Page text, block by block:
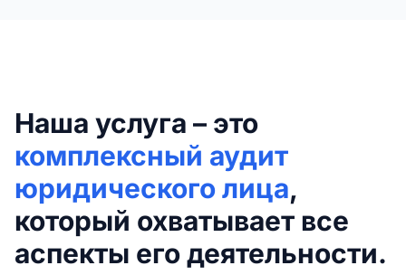
Наша услуга – это
комплексный аудит
юридического лица,
который охватывает все
аспекты его деятельности.